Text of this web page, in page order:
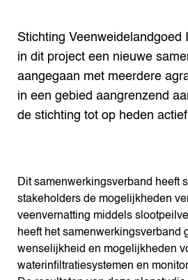
Stichting Veenweidelandgoed
in dit project een nieuwe
aangegaan met meerdere
in een gebied aangrenzend
de stichting tot op heden
Dit samenwerkingsverband heeft
stakeholders de mogelijkheden
veenvernatting middels
heeft het samenwerkingsverband
wenselijkheid en mogelijkheden
waterinfiltratiesystemen en